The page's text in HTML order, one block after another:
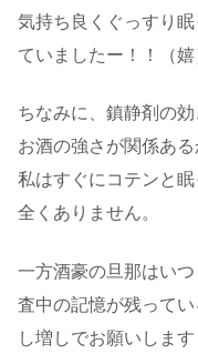
気持ち良くぐっすり
ていましたー！！（嬉
ちなみに、鎮静剤の
お酒の強さが関係あ
私はすぐにコテンと
全くありません。
一方酒豪の旦那はい
査中の記憶が残って
し増しでお願いしま